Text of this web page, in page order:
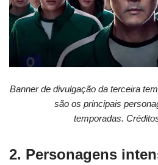
Banner de divulgação da terceira
são os principais
temporadas.
2. Personagens